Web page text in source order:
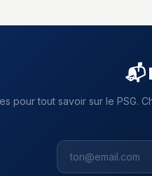
📬
pour tout savoir sur le PSG.